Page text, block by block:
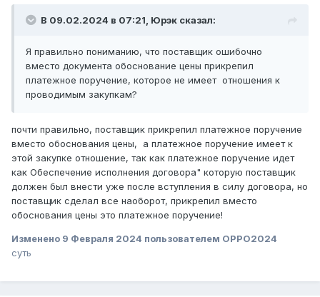
В 09.02.2024 в 07:21, Юрэк сказал:
Я правильно пониманию, что поставщик ошибочно
вместо документа обоснование цены прикрепил
платежное поручение, которое не имеет отношения к
проводимым закупкам?
почти правильно, поставщик прикрепил платежное поручение
вместо обоснования цены, а платежное поручение имеет к
этой закупке отношение, так как платежное поручение идет
как Обеспечение исполнения договора" которую поставщик
должен был внести уже после вступления в силу договора, но
поставщик сделал все наоборот, прикрепил вместо
обоснования цены это платежное поручение!
Изменено 9 Февраля 2024 пользователем OPPO2024
суть